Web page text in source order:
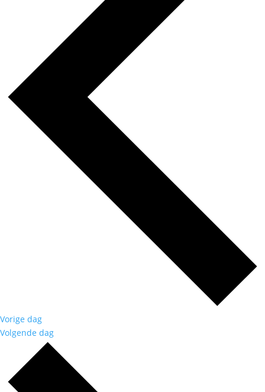
Vorige dag
Volgende dag